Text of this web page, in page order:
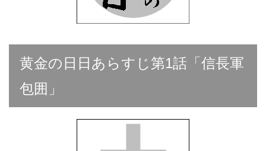
黄金の日日あらすじ第1話「信長軍
包囲」